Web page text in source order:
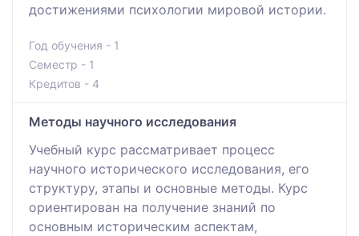
достижениями психологии мировой истории.
Год обучения - 1
Семестр - 1
Кредитов - 4
Методы научного исследования
Учебный курс рассматривает процесс
научного исторического исследования, его
структуру, этапы и основные методы. Курс
ориентирован на получение знаний по
основным историческим аспектам,